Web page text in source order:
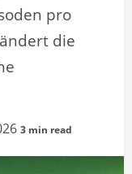
pro
die
3 min read